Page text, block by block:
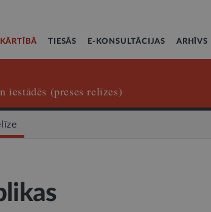
TIESĀS E-KONSULTĀCIJAS ARHĪVS
iestādēs (preses relīzes)